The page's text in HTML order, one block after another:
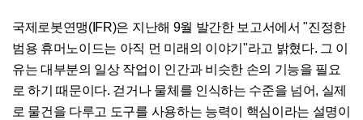
국제로봇연맹(IFR)은 지난해 9월 발간한 보고서에서 "진정한
범용 휴머노이드는 아직 먼 미래의 이야기"라고 밝혔다. 그 이
유는 대부분의 일상 작업이 인간과 비슷한 손의 기능을 필요
로 하기 때문이다. 걷거나 물체를 인식하는 수준을 넘어, 실제
로 물건을 다루고 도구를 사용하는 능력이 핵심이라는 설명이